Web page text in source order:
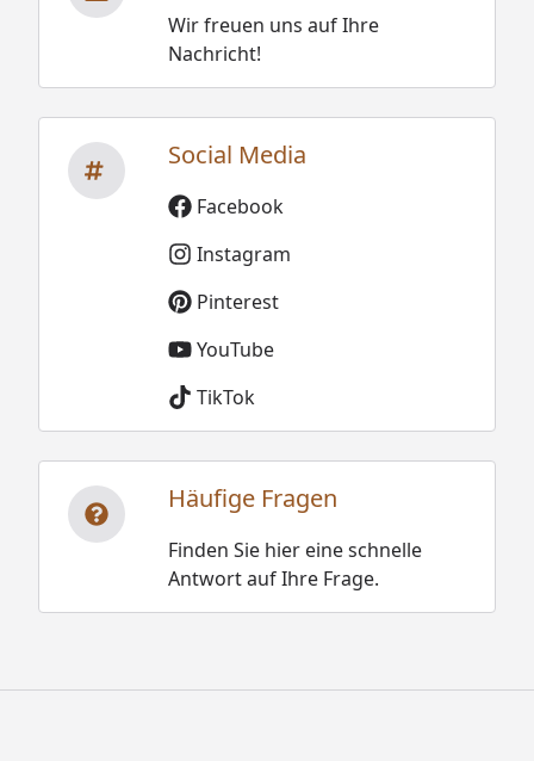
Wir freuen uns auf Ihre
Nachricht!
Social Media
Facebook
Instagram
Pinterest
YouTube
TikTok
Häufige Fragen
Finden Sie hier eine schnelle
Antwort auf Ihre Frage.